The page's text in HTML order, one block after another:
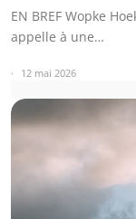
EN BREF Wopke
appelle à une…
12 mai 2026